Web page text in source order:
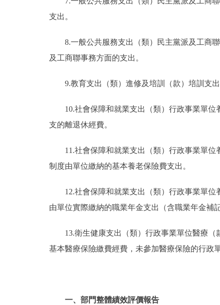
支出。
8.一般公共服務支出（類）民主黨派及工商
及工商聯事務方面的支出。
9.教育支出（類）進修及培訓（款）培訓支
10.社會保障和就業支出（類）行政事業單
支的離退休經費。
11.社會保障和就業支出（類）行政事業單
制度由單位繳納的基本養老保險費支出。
12.社會保障和就業支出（類）行政事業單
由單位實際繳納的職業年金支出（含職業年金補
13.衛生健康支出（類）行政事業單位醫療
基本醫療保險繳費經費，未參加醫療保險的行政
一、部門整體績效評價報告